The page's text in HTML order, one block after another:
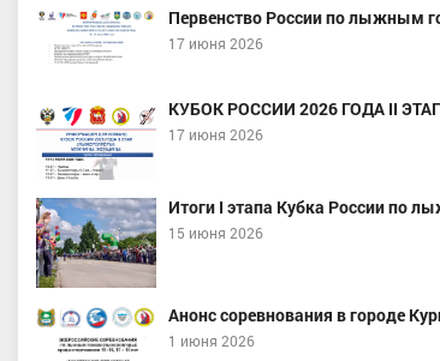
Первенство России по лыжным
17 июня 2026
КУБОК РОССИИ 2026 ГОДА II
17 июня 2026
Итоги I этапа Кубка России по
15 июня 2026
Анонс соревнования в городе
1 июня 2026